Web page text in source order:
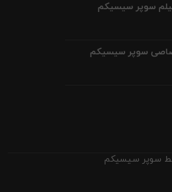
سوپر سیسیکم
سوپر سیسیکم
سوپر سیسیکم